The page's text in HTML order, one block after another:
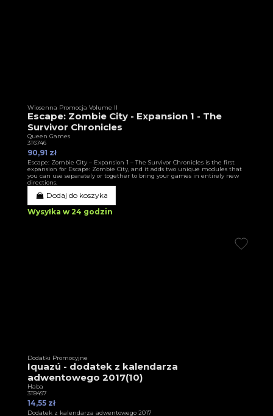
Wiosenna Promocja Volume II
Escape: Zombie City - Expansion 1 - The
Survivor Chronicles
Queen Games
3T6746
90,91 zł
Escape: Zombie City – Expansion 1 – The Survivor Chronicles is the first
expansion for Escape: Zombie City, and it adds two unique modules that
you can use separately or together to bring your games in entirely new
directions.
Dodaj do koszyka
Wysyłka w 24 godzin
Dodatki Promocyjne
Iquazú - dodatek z kalendarza
adwentowego 2017(10)
Haba
3T8497
14,55 zł
Dodatek z kalendarza adwentowego 2017